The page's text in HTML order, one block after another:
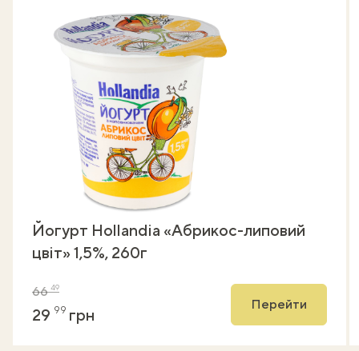
Йогурт Hollandia «Абрикос-липовий
цвіт» 1,5%, 260г
6649
29 99 грн
Перейти